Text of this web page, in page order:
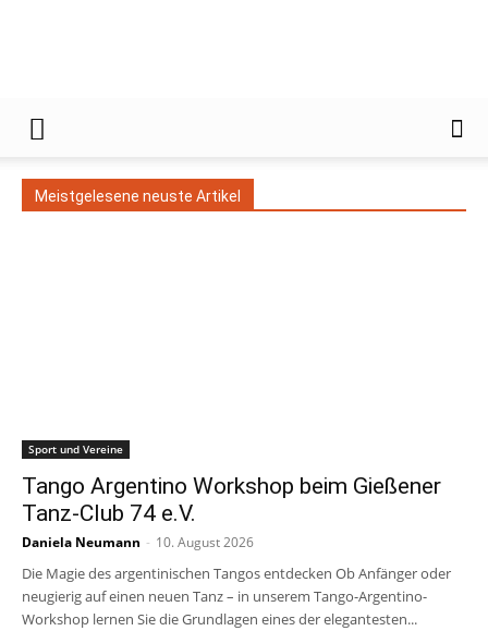
Zeitung
Meistgelesene neuste Artikel
Sport und Vereine
Tango Argentino Workshop beim Gießener
Tanz-Club 74 e.V.
Daniela Neumann - 10. August 2026
Die Magie des argentinischen Tangos entdecken Ob Anfänger oder
neugierig auf einen neuen Tanz – in unserem Tango-Argentino-
Workshop lernen Sie die Grundlagen eines der elegantesten...